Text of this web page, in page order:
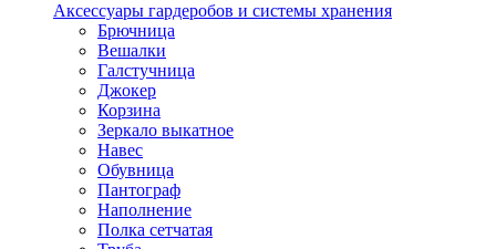
Аксессуары гардеробов и системы хранения
Брючница
Вешалки
Галстучница
Джокер
Корзина
Зеркало выкатное
Навес
Обувница
Пантограф
Наполнение
Полка сетчатая